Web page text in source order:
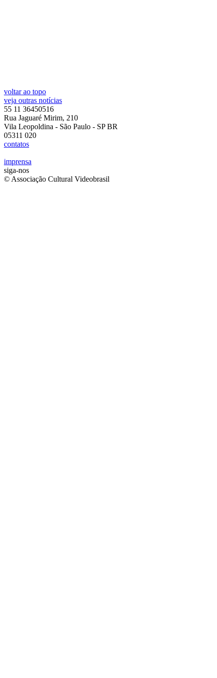
voltar ao topo
veja outras notícias
55 11 36450516
Rua Jaguaré Mirim, 210
Vila Leopoldina - São Paulo - SP BR
05311 020
contatos
imprensa
siga-nos
© Associação Cultural Videobrasil